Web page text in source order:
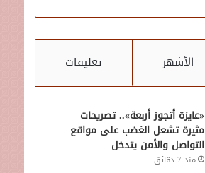
الأشهر تعليقات
«عايزة أتجوز أربعة».. تصريحات
مثيرة تشعل الغضب على مواقع
التواصل والأمن يتدخل
منذ 7 دقائق